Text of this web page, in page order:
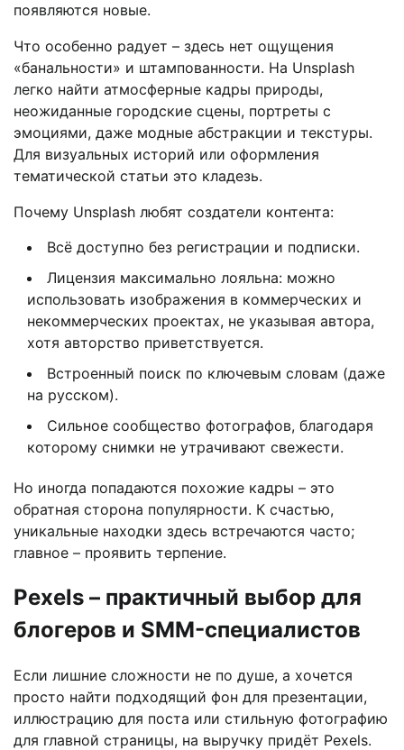
появляются новые.
Что особенно радует – здесь нет ощущения
«банальности» и штампованности. На Unsplash
легко найти атмосферные кадры природы,
неожиданные городские сцены, портреты с
эмоциями, даже модные абстракции и текстуры.
Для визуальных историй или оформления
тематической статьи это кладезь.
Почему Unsplash любят создатели контента:
Всё доступно без регистрации и подписки.
Лицензия максимально лояльна: можно
использовать изображения в коммерческих и
некоммерческих проектах, не указывая автора,
хотя авторство приветствуется.
Встроенный поиск по ключевым словам (даже
на русском).
Сильное сообщество фотографов, благодаря
которому снимки не утрачивают свежести.
Но иногда попадаются похожие кадры – это
обратная сторона популярности. К счастью,
уникальные находки здесь встречаются часто;
главное – проявить терпение.
Pexels – практичный выбор для
блогеров и SMM-специалистов
Если лишние сложности не по душе, а хочется
просто найти подходящий фон для презентации,
иллюстрацию для поста или стильную фотографию
для главной страницы, на выручку придёт Pexels.